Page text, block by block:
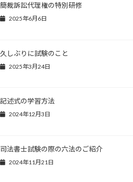
簡裁訴訟代理権の特別研修
2025年6月6日
久しぶりに試験のこと
2025年3月24日
記述式の学習方法
2024年12月3日
司法書士試験の際の六法のご紹介
2024年11月21日